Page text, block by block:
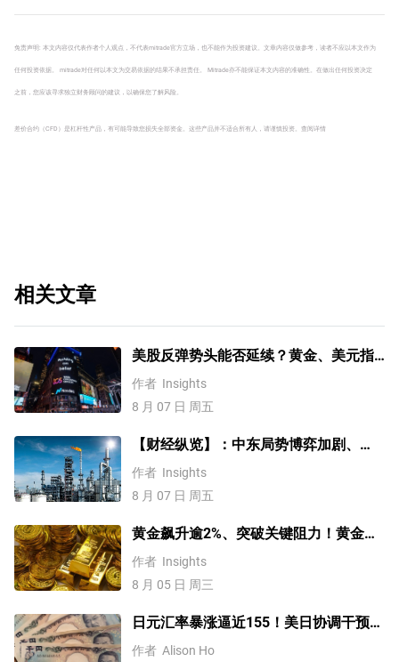
免责声明: 本文内容仅代表作者个人观点，不代表mitrade官方立场，也不能作为投资建议。文章内容仅做参考，读者不应以本文作为
任何投资依据。 mitrade对任何以本文为交易依据的结果不承担责任。 Mitrade亦不能保证本文内容的准确性。在做出任何投资决定
之前，您应该寻求独立财务顾问的建议，以确保您了解风险。
差价合约（CFD）是杠杆性产品，有可能导致您损失全部资金。这些产品并不适合所有人，请谨慎投资。 查阅详情
相关文章
美股反弹势头能否延续？黄金、美元指
数、费半指数、纳指100技术分析
作者 Insights
8 月 07 日 周五
【财经纵览】：中东局势博弈加剧、
WTI原油涨超4%，10年期美债收益率、
美元反弹，道指终结五连涨！
作者 Insights
8 月 07 日 周五
黄金飙升逾2%、突破关键阻力！黄金、
WTI原油、美元指数、纳指100指数技术
分析
作者 Insights
8 月 05 日 周三
日元汇率暴涨逼近155！美日协调干预后
，未来上涨还是下跌？
作者 Alison Ho